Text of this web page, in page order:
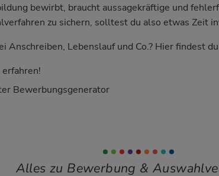
bewirbt, braucht aussagekräftige und
zu sichern, solltest du also etwas Zeit
Anschreiben, Lebenslauf und Co.? Hier findest
Bewerbungsgenerator
Alles zu Bewerbung &